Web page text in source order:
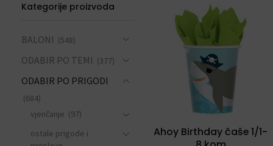
Ahoy Birthday čaše 1/1-
Kategorije proizvoda
BALONI (548)
ODABIR PO TEMI (377)
ODABIR PO PRIGODI
(684)
vjenčanje (97)
ostale prigode i